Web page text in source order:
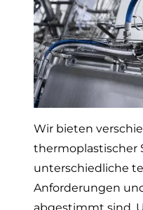
Wir bieten
thermoplastischer
unterschiedliche
Anforderungen